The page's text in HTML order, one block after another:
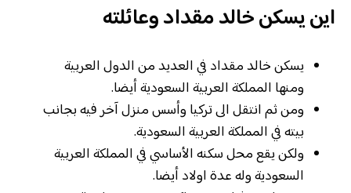
اين يسكن خالد مقداد وعائلته
يسكن خالد مقداد في العديد من الدول العربية
ومنها المملكة العربية السعودية أيضا.
ومن ثم انتقل الى تركيا وأسس منزل آخر فيه بجانب
بيته في المملكة العربية السعودية.
ولكن يقع محل سكنه الأساسي في المملكة العربية
السعودية وله عدة اولاد أيضا.